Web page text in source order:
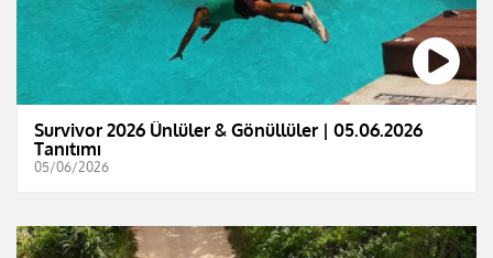
Survivor 2026 Ünlüler & Gönüllüler | 05.06.2026
Tanıtımı
05/06/2026